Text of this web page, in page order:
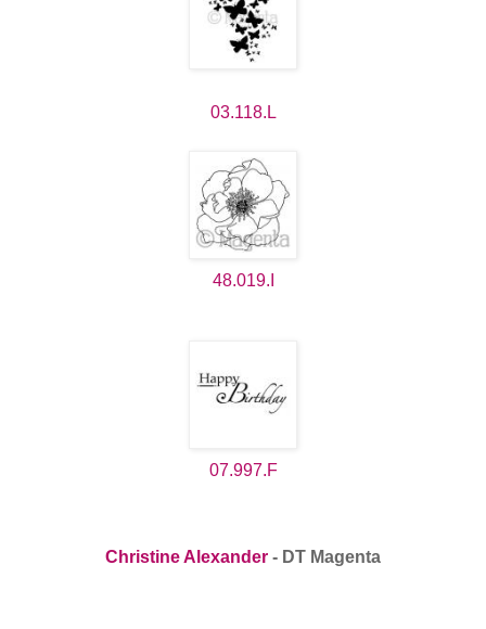
03.118.L
48.019.I
07.997.F
Christine Alexander - DT Magenta